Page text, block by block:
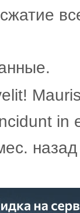
in